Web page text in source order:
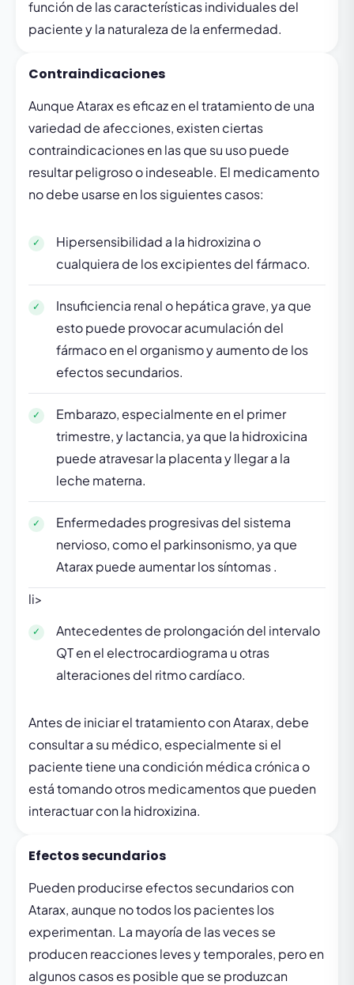
función de las características individuales del
paciente y la naturaleza de la enfermedad.
Contraindicaciones
Aunque Atarax es eficaz en el tratamiento de una
variedad de afecciones, existen ciertas
contraindicaciones en las que su uso puede
resultar peligroso o indeseable. El medicamento
no debe usarse en los siguientes casos:
Hipersensibilidad a la hidroxizina o
cualquiera de los excipientes del fármaco.
Insuficiencia renal o hepática grave, ya que
esto puede provocar acumulación del
fármaco en el organismo y aumento de los
efectos secundarios.
Embarazo, especialmente en el primer
trimestre, y lactancia, ya que la hidroxicina
puede atravesar la placenta y llegar a la
leche materna.
Enfermedades progresivas del sistema
nervioso, como el parkinsonismo, ya que
Atarax puede aumentar los síntomas .
li>
Antecedentes de prolongación del intervalo
QT en el electrocardiograma u otras
alteraciones del ritmo cardíaco.
Antes de iniciar el tratamiento con Atarax, debe
consultar a su médico, especialmente si el
paciente tiene una condición médica crónica o
está tomando otros medicamentos que pueden
interactuar con la hidroxizina.
Efectos secundarios
Pueden producirse efectos secundarios con
Atarax, aunque no todos los pacientes los
experimentan. La mayoría de las veces se
producen reacciones leves y temporales, pero en
algunos casos es posible que se produzcan